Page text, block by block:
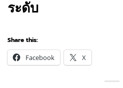
ระดับ
Share this:
Facebook
X